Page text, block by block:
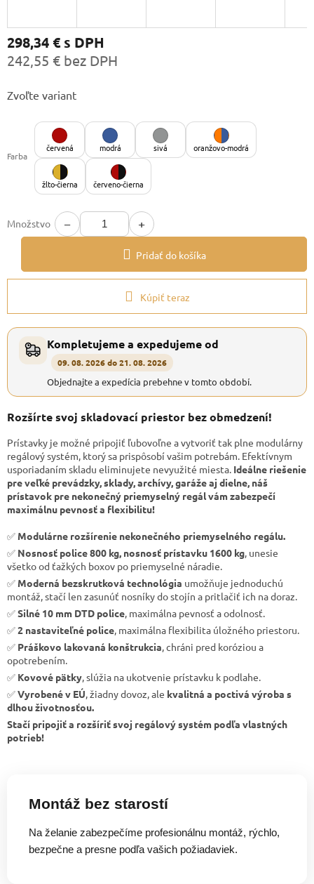
298,34 €s DPH
242,55 € bez DPH
cena:
Zvoľte variant
Farba
červená modrá sivá oranžovo-modrá
žlto-čierna červeno-čierna
Množstvo − +
Pridať do košíka
Kúpiť teraz
Kompletujeme a expedujeme od
09. 08. 2026 do 21. 08. 2026
Objednajte a expedícia prebehne v tomto období.
Rozšírte svoj skladovací priestor bez obmedzení!
Prístavky je možné pripojiť ľubovoľne a vytvoriť tak plne modulárny
regálový systém, ktorý sa prispôsobí vašim potrebám. Efektívnym
usporiadaním skladu eliminujete nevyužité miesta. Ideálne riešenie
pre veľké prevádzky, sklady, archívy, garáže aj dielne, náš
prístavok pre nekonečný priemyselný regál vám zabezpečí
maximálnu pevnosť a flexibilitu!
✅ Modulárne rozšírenie nekonečného priemyselného regálu.
✅ Nosnosť police 800 kg, nosnosť prístavku 1600 kg , unesie
všetko od ťažkých boxov po priemyselné náradie.
✅ Moderná bezskrutková technológia umožňuje jednoduchú
montáž, stačí len zasunúť nosníky do stojín a pritlačiť ich na doraz.
✅Silné 10 mm DTD police , maximálna pevnosť a odolnosť.
✅2 nastaviteľné police , maximálna flexibilita úložného priestoru.
✅ Práškovo lakovaná konštrukcia , chráni pred koróziou a
opotrebením.
✅ Kovové pätky , slúžia na ukotvenie prístavku k podlahe.
✅Vyrobené v EÚ , žiadny dovoz, ale kvalitná a poctivá výroba s
dlhou životnosťou.
Stačí pripojiť a rozšíriť svoj regálový systém podľa vlastných
potrieb!
Montáž bez starostí
Na želanie zabezpečíme profesionálnu montáž, rýchlo,
bezpečne a presne podľa vašich požiadaviek.